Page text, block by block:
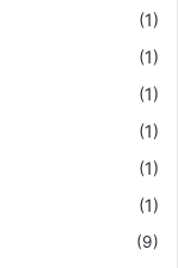
(1)
(1)
(1)
(1)
(1)
(1)
(9)